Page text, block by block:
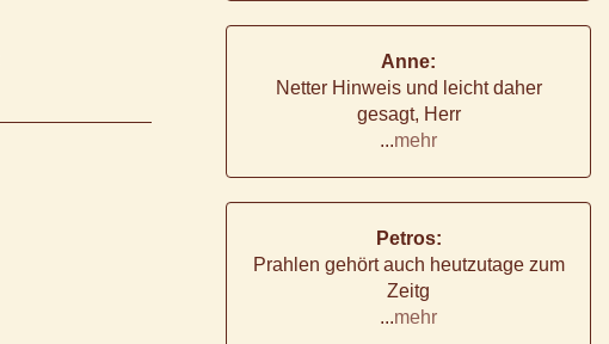
Anne:
Netter Hinweis und leicht daher
gesagt, Herr
...mehr
Petros:
Prahlen gehört auch heutzutage zum
Zeitg
...mehr